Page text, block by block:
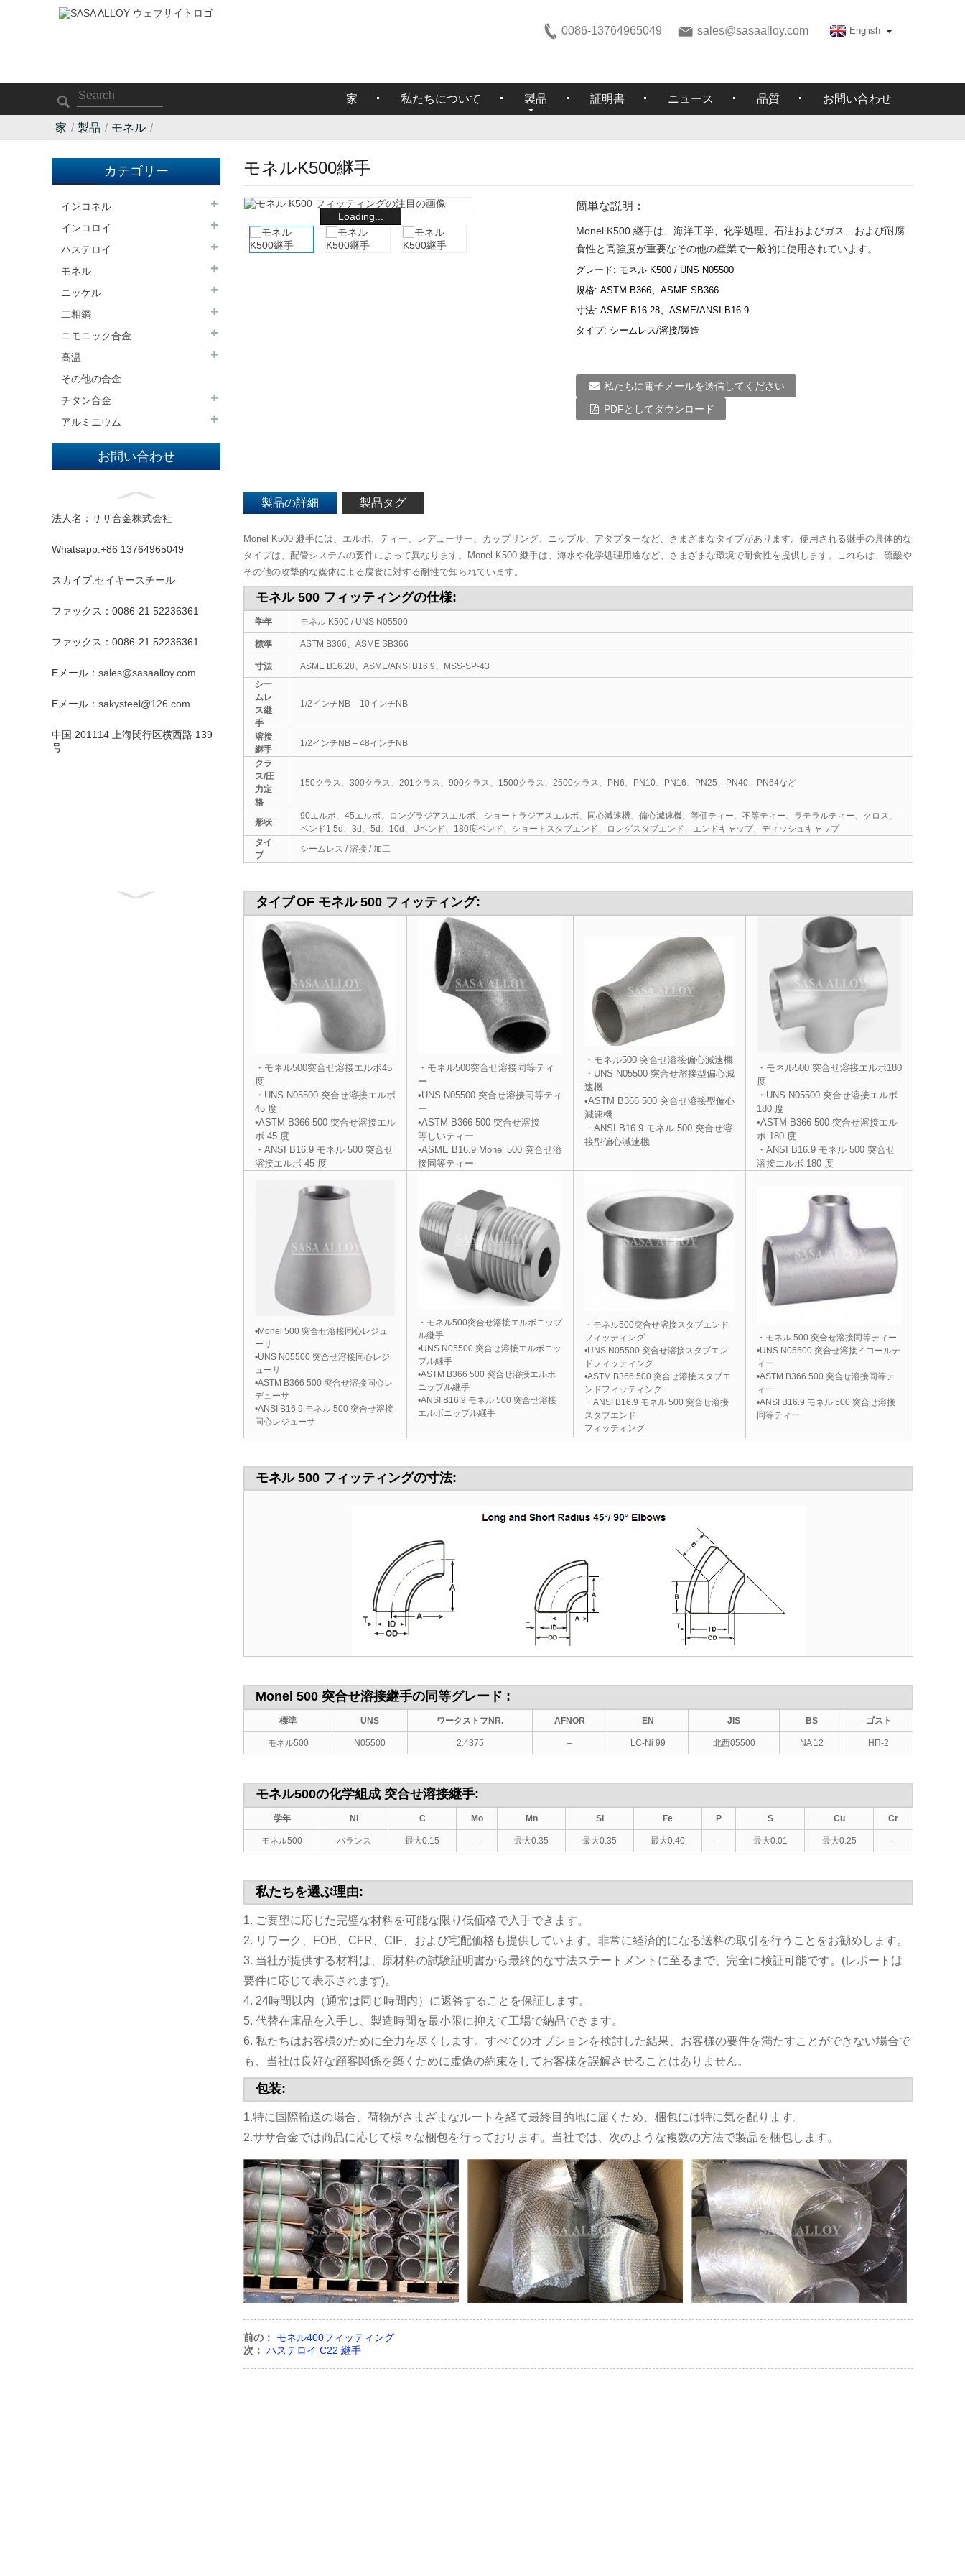
0086-13764965049 sales@sasaalloy.com English
家 私たちについて 製品 証明書 ニュース 品質 お問い合わせ
家 製品 モネル
カテゴリー
インコネル
インコロイ
ハステロイ
モネル
ニッケル
二相鋼
ニモニック合金
高温
その他の合金
チタン合金
アルミニウム
お問い合わせ
法人名：ササ合金株式会社
Whatsapp:+86 13764965049
スカイプ:セイキースチール
ファックス：0086-21 52236361
ファックス：0086-21 52236361
Eメール： sales@sasaalloy.com
Eメール： sakysteel@126.com
中国 201114 上海閔行区横西路 139
号
モネルK500継手
Loading...
簡単な説明：
Monel K500 継手は、海洋工学、化学処理、石油およびガス、および耐腐
食性と高強度が重要なその他の産業で一般的に使用されています。
グレード: モネル K500 / UNS N05500
規格: ASTM B366、ASME SB366
寸法: ASME B16.28、ASME/ANSI B16.9
タイプ: シームレス/溶接/製造
私たちに電子メールを送信してください
PDFとしてダウンロード
製品の詳細 製品タグ
Monel K500 継手には、エルボ、ティー、レデューサー、カップリング、ニップル、アダプターなど、さまざまなタイプがあります。使用される継手の具体的な
タイプは、配管システムの要件によって異なります。Monel K500 継手は、海水や化学処理用途など、さまざまな環境で耐食性を提供します。これらは、硫酸や
その他の攻撃的な媒体による腐食に対する耐性で知られています。
モネル 500 フィッティングの仕様:
学年 モネル K500 / UNS N05500
標準 ASTM B366、ASME SB366
寸法
ASME B16.28、ASME/ANSI B16.9、MSS-SP-43
シー
ムレ
ス継
手
1/2インチNB – 10インチNB
溶接
継手
1/2インチNB – 48インチNB
クラ
ス/圧
力定
格
150クラス、300クラス、201クラス、900クラス、1500クラス、2500クラス、PN6、PN10、PN16、PN25、PN40、PN64など
形状
90エルボ、45エルボ、ロングラジアスエルボ、ショートラジアスエルボ、同心減速機、偏心減速機、等価ティー、不等ティー、ラテラルティー、クロス、
ベンド1.5d、3d、5d、10d、Uベンド、180度ベンド、ショートスタブエンド、ロングスタブエンド、エンドキャップ、ディッシュキャップ
タイ
プ
シームレス / 溶接 / 加工
タイプOF モネル 500 フィッティング:
・モネル500突合せ溶接エルボ45
度
・UNS N05500 突合せ溶接エルボ
45 度
•ASTM B366 500 突合せ溶接エル
ボ 45 度
・ANSI B16.9 モネル 500 突合せ
溶接エルボ 45 度
・モネル500突合せ溶接同等ティ
ー
•UNS N05500 突合せ溶接同等ティ
ー
•ASTM B366 500 突合せ溶接
等しいティー
•ASME B16.9 Monel 500 突合せ溶
接同等ティー
・モネル500 突合せ溶接偏心減速機
・UNS N05500 突合せ溶接型偏心減
速機
•ASTM B366 500 突合せ溶接型偏心
減速機
・ANSI B16.9 モネル 500 突合せ溶
接型偏心減速機
・モネル500 突合せ溶接エルボ180
度
・UNS N05500 突合せ溶接エルボ
180 度
•ASTM B366 500 突合せ溶接エル
ボ 180 度
・ANSI B16.9 モネル 500 突合せ
溶接エルボ 180 度
•Monel 500 突合せ溶接同心レジュ
ーサ
•UNS N05500 突合せ溶接同心レジ
ューサ
•ASTM B366 500 突合せ溶接同心レ
デューサ
•ANSI B16.9 モネル 500 突合せ溶接
同心レジューサ
・モネル500突合せ溶接エルボニップ
ル継手
•UNS N05500 突合せ溶接エルボニッ
プル継手
•ASTM B366 500 突合せ溶接エルボ
ニップル継手
•ANSI B16.9 モネル 500 突合せ溶接
エルボニップル継手
・モネル500突合せ溶接スタブエンド
フィッティング
•UNS N05500 突合せ溶接スタブエン
ドフィッティング
•ASTM B366 500 突合せ溶接スタブエ
ンドフィッティング
・ANSI B16.9 モネル 500 突合せ溶接
スタブエンド
フィッティング
・モネル 500 突合せ溶接同等ティー
•UNS N05500 突合せ溶接イコールテ
ィー
•ASTM B366 500 突合せ溶接同等テ
ィー
•ANSI B16.9 モネル 500 突合せ溶接
同等ティー
モネル 500 フィッティングの寸法:
Monel 500 突合せ溶接継手の同等グレード :
標準 UNS ワークストフNR. AFNOR EN JIS BS ゴスト
モネル500 N05500 2.4375 – LC-Ni 99 北西05500 NA 12 НП-2
モネル500の化学組成 突合せ溶接継手:
学年 Ni C Mo Mn Si Fe P S Cu Cr
モネル500 バランス 最大0.15 – 最大0.35 最大0.35 最大0.40 – 最大0.01 最大0.25 –
私たちを選ぶ理由:
1. ご要望に応じた完璧な材料を可能な限り低価格で入手できます。
2. リワーク、FOB、CFR、CIF、および宅配価格も提供しています。非常に経済的になる送料の取引を行うことをお勧めします。
3. 当社が提供する材料は、原材料の試験証明書から最終的な寸法ステートメントに至るまで、完全に検証可能です。(レポートは
要件に応じて表示されます)。
4. 24時間以内（通常は同じ時間内）に返答することを保証します。
5. 代替在庫品を入手し、製造時間を最小限に抑えて工場で納品できます。
6. 私たちはお客様のために全力を尽くします。すべてのオプションを検討した結果、お客様の要件を満たすことができない場合で
も、当社は良好な顧客関係を築くために虚偽の約束をしてお客様を誤解させることはありません。
包装:
1.特に国際輸送の場合、荷物がさまざまなルートを経て最終目的地に届くため、梱包には特に気を配ります。
2.ササ合金では商品に応じて様々な梱包を行っております。当社では、次のような複数の方法で製品を梱包します。
前の：
モネル400フィッティング
次： ハステロイ C22 継手